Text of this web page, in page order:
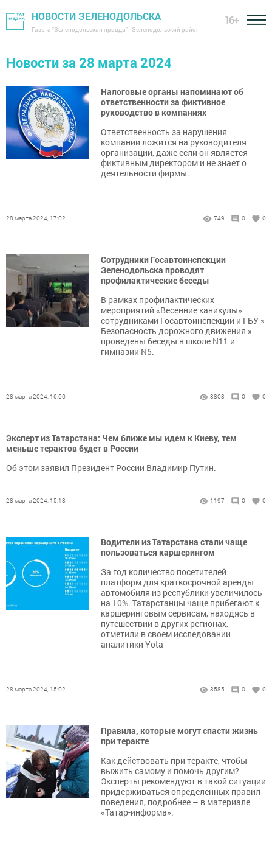
НОВОСТИ ЗЕЛЕНОДОЛЬСКА
Газета "Зеленодольская правда" - Зеленодольский район
16+
Новости за 28 марта 2024
Налоговые органы напоминают об
ответственности за фиктивное
руководство в компаниях
Ответственность за нарушения
компании ложится на руководителя
организации, даже если он является
фиктивным директором и не знает о
деятельности фирмы.
28 марта 2024, 17:02 749 0 0
Сотрудники Госавтоинспекции
Зеленодольска проводят
профилактические беседы
В рамках профилактических
мероприятий «Весенние каникулы»
сотрудниками Госавтоинспекции и ГБУ »
Безопасность дорожного движения »
проведены беседы в школе N11 и
гимназии N5.
28 марта 2024, 16:00 3808 0 0
Эксперт из Татарстана: Чем ближе мы идем к Киеву, тем
меньше терактов будет в России
Об этом заявил Президент России Владимир Путин.
28 марта 2024, 15:18 1197 0 0
Водители из Татарстана стали чаще
пользоваться каршерингом
За год количество посетителей
платформ для краткосрочной аренды
автомобиля из республики увеличилось
на 10%. Татарстанцы чаще прибегают к
каршеринговым сервисам, находясь в
путешествии в других регионах,
отметили в своем исследовании
аналитики Yota
28 марта 2024, 15:02 3585 0 0
Правила, которые могут спасти жизнь
при теракте
Как действовать при теракте, чтобы
выжить самому и помочь другим?
Эксперты рекомендуют в такой ситуации
придерживаться определенных правил
поведения, подробнее – в материале
«Татар-информа».